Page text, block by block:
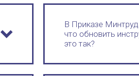
В Приказе
что обновить
это так?